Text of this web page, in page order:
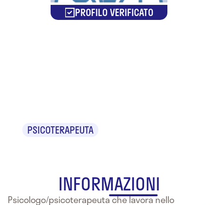
PROFILO VERIFICATO
PSICOTERAPEUTA
INFORMAZIONI
Psicologo/psicoterapeuta che lavora nello